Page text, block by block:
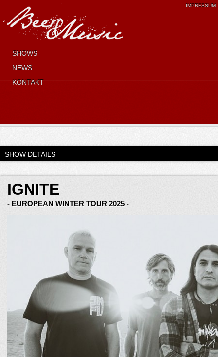
SHOWS
NEWS
KONTAKT
IMPRESSUM
SHOW DETAILS
IGNITE
- EUROPEAN WINTER TOUR 2025 -